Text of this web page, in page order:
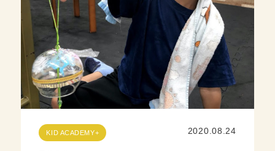
KID ACADEMY+ 2020.08.24